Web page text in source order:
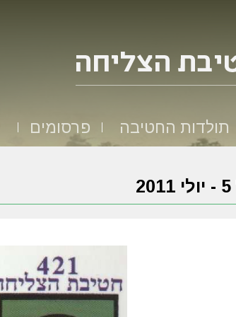
תולדות החטיבה פרסומים